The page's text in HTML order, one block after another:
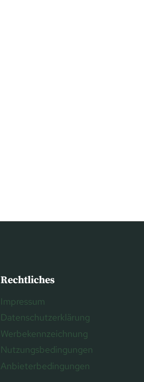
Rechtliches
Impressum
Datenschutzerklärung
Werbekennzeichnung
Nutzungsbedingungen
Anbieterbedingungen